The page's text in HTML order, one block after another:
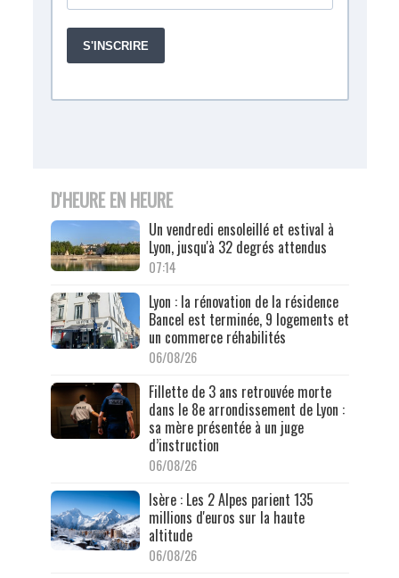
D'HEURE EN HEURE
Un vendredi ensoleillé et estival à
Lyon, jusqu'à 32 degrés attendus
07:14
Lyon : la rénovation de la résidence
Bancel est terminée, 9 logements et
un commerce réhabilités
06/08/26
Fillette de 3 ans retrouvée morte
dans le 8e arrondissement de Lyon :
sa mère présentée à un juge
d’instruction
06/08/26
Isère : Les 2 Alpes parient 135
millions d'euros sur la haute
altitude
06/08/26